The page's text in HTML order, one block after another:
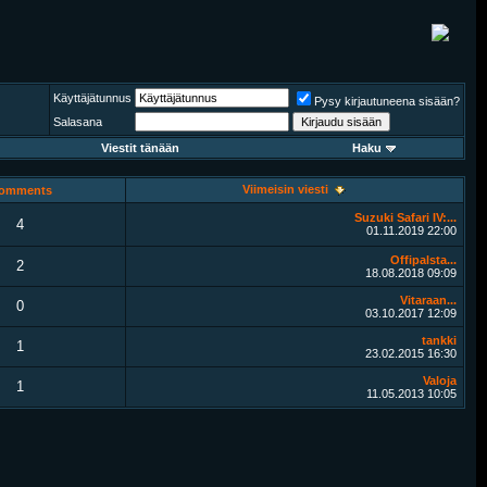
Käyttäjätunnus
Pysy kirjautuneena sisään?
Salasana
Viestit tänään Haku
Viimeisin viesti
4
Suzuki Safari IV:...
01.11.2019 22:00
2
Offipalsta...
18.08.2018 09:09
0
Vitaraan...
03.10.2017 12:09
1
tankki
23.02.2015 16:30
1
Valoja
11.05.2013 10:05